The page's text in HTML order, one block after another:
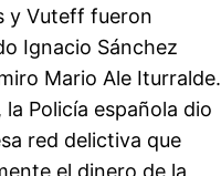
y Vuteff fueron
Ignacio Sánchez
Mario Ale Iturralde.
Policía española dio
red delictiva que